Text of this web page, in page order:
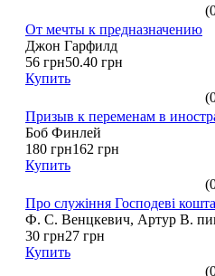
От мечты к предназначению
Джон Гарфилд
56 грн50.40 грн
Купить
Призыв к переменам в
Боб Финлей
180 грн162 грн
Купить
Про служіння Господеві
Ф. С. Венцкевич, Артур В.
30 грн27 грн
Купить